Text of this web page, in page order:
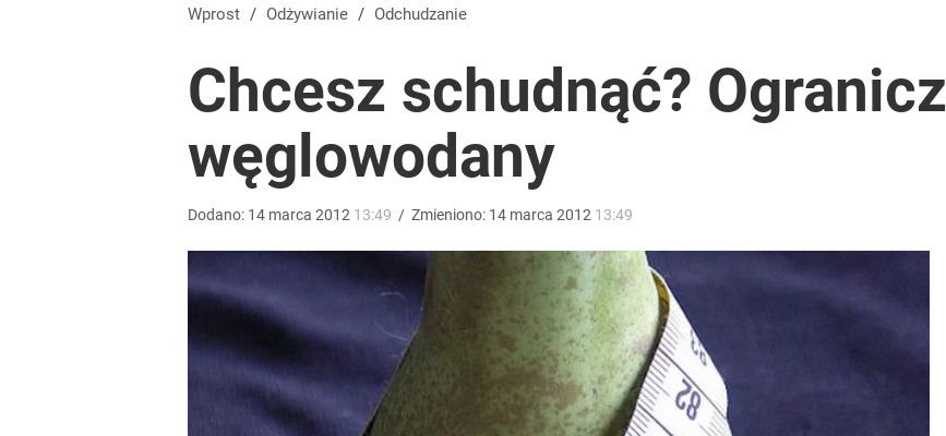
Lekka, kremowa i gotowa w kilka chwil. Najlepsza zupa z młodej cukinii na letnie dni
Na placuszki nie biorę mąki, tylko ten produkt. Są puszyste jak chmurki i mięciutkie w środku
Tego sondażu premier nie może zlekceważyć. Polacy o przywróceniu CPN
Wprost / Odżywianie / Odchudzanie
Chcesz schudnąć? Ogranicz
węglowodany
Dodano: 14 marca 2012 13:49 / Zmieniono: 14 marca 2012 13:49